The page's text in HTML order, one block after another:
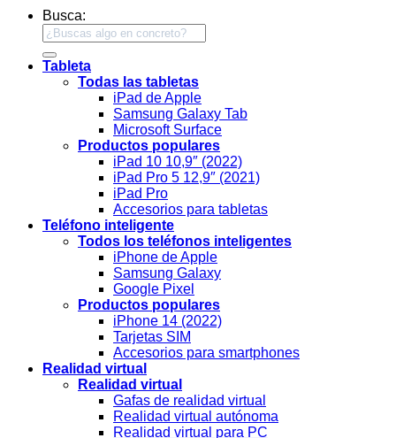
Busca:
Tableta
Todas las tabletas
iPad de Apple
Samsung Galaxy Tab
Microsoft Surface
Productos populares
iPad 10 10,9″ (2022)
iPad Pro 5 12,9″ (2021)
iPad Pro
Accesorios para tabletas
Teléfono inteligente
Todos los teléfonos inteligentes
iPhone de Apple
Samsung Galaxy
Google Pixel
Productos populares
iPhone 14 (2022)
Tarjetas SIM
Accesorios para smartphones
Realidad virtual
Realidad virtual
Gafas de realidad virtual
Realidad virtual autónoma
Realidad virtual para PC